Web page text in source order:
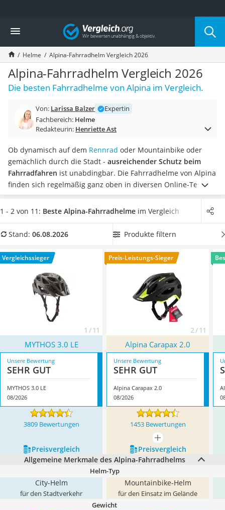
Die beliebtesten Vergleiche nach Kategorie
Freizeit & Sport
Gartentrampolin
Trampolin
Metalldetektor
Eufab-Fahrradträger
Trampolin 366 cm
Aluminium-Koffer
Futterboot
E-Bike-Dreirad
Trekkingschuhe Herren
Reisetasche mit Rollen
Klimmzugstation
Koffer
Nachtsichtgerät
Handgepäck-Koffer
Wanderschuhe Herren
Sicherheitsweste Reiten
Vergleich
Helme Alpina-Fahrradhelm Vergleich 2026
Alpina-Fahrradhelm Vergleich 2026
Die besten Fahrradhelme von Alpina im Vergleich.
Von: Larissa Balzer
Expertin
Fachbereich: Helme
Redakteurin: Henriette Ast
Ob dynamisch auf dem Rennrad oder Mountainbike oder
gemächlich durch die Stadt - ausreichender Schutz beim
Fahrradfahren ist unabdingbar. Die Fahrradhelme von Alpina
finden sich regelmäßig ganz oben in diversen Online-Tests
und gehören zu den besten. AuchReflektoren oder LED-
Lampentragen zu mehr Sicherheit im Straßenverkehr bei.
aus unserer Vergleichstabelle, um im Dunkeln nicht
2026 besonders das Modell
MYTHOS 3.0 LE* mit seinen
Eigenschaften.
1 - 2 von 11: Beste Alpina-Fahrradhelme im Vergleich
Stand: 06.08.2026 Produkte filtern
Vergleichssieger
1 / 11
Preis-Leistungs-Sieger
2 / 11
MYTHOS 3.0 LE Alpina Carapax 2.0
Unsere Bewertung
SEHR GUT
MYTHOS 3.0 LE
08/2026
Unsere Bewertung
SEHR GUT
Alpina Carapax 2.0
08/2026
3809 Bewertungen 1453 Bewertungen
mehr anzeigen
Preis­vergleich
Preis­vergleich
Allgemeine Merkmale des Alpina-Fahrradhelms
Helm-Typ
City-Helm
für den Stadtverkehr
Mountainbike-Helm
für den Einsatz im Gelände
Gewicht